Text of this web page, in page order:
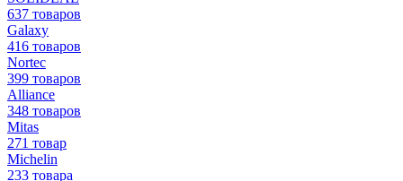
637 товаров
Galaxy
416 товаров
Nortec
399 товаров
Alliance
348 товаров
Mitas
271 товар
Michelin
233 товара